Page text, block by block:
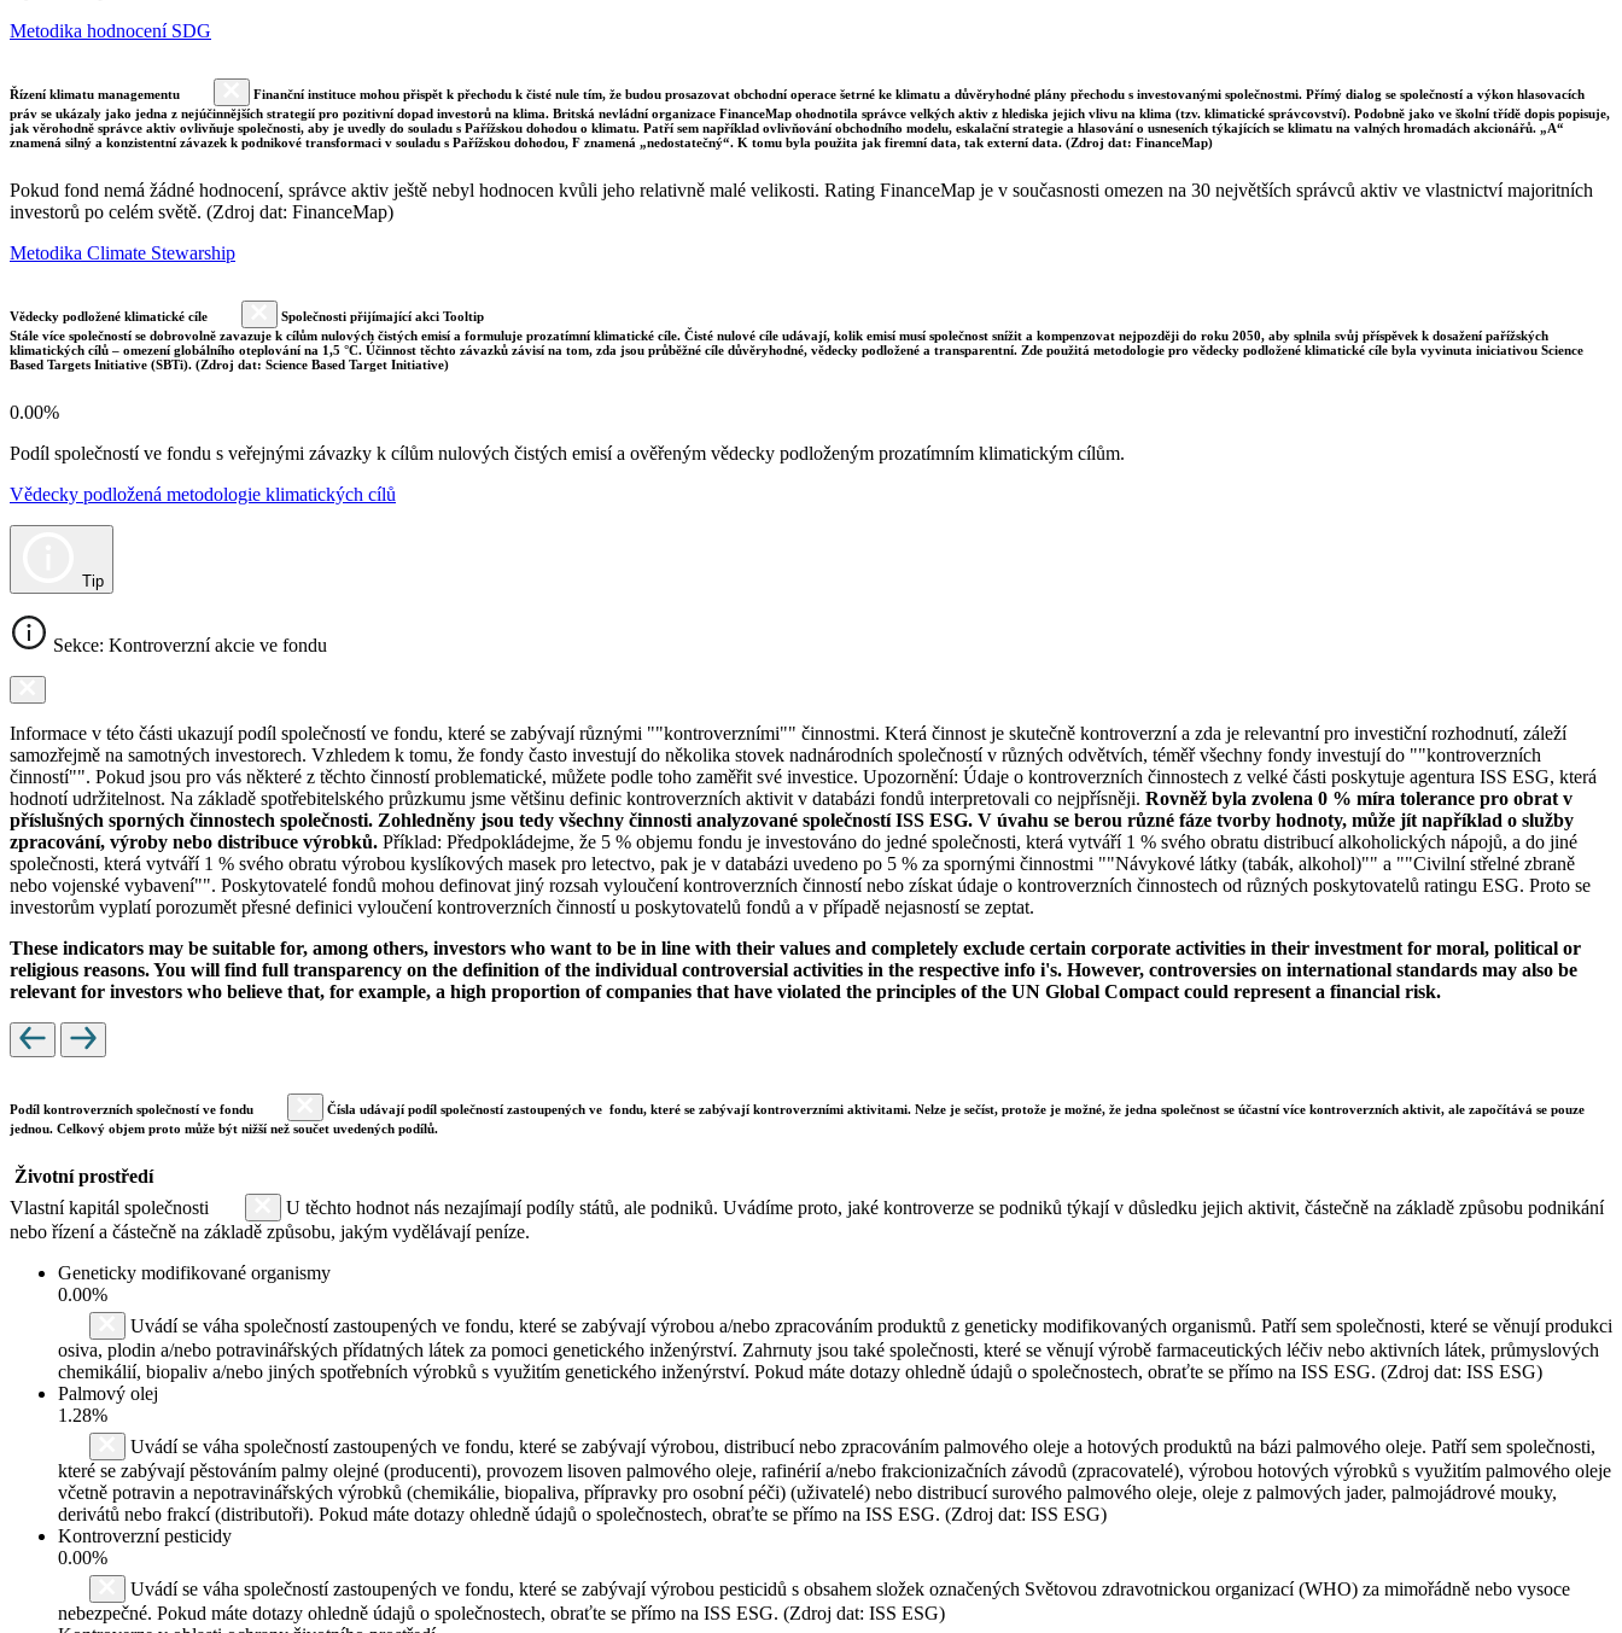
Metodika hodnocení SDG
Řízení klimatu managementu
Finanční instituce mohou přispět k přechodu k čisté nule tím, že budou prosazovat obchodní operace šetrné ke klimatu a důvěryhodné plány přechodu s investovanými společnostmi. Přímý dialog se společností a výkon hlasovacích
práv se ukázaly jako jedna z nejúčinnějších strategií pro pozitivní dopad investorů na klima. Britská nevládní organizace FinanceMap ohodnotila správce velkých aktiv z hlediska jejich vlivu na klima (tzv. klimatické správcovství). Podobně jako ve školní třídě dopis popisuje,
jak věrohodně správce aktiv ovlivňuje společnosti, aby je uvedly do souladu s Pařížskou dohodou o klimatu. Patří sem například ovlivňování obchodního modelu, eskalační strategie a hlasování o usneseních týkajících se klimatu na valných hromadách akcionářů. „A“
znamená silný a konzistentní závazek k podnikové transformaci v souladu s Pařížskou dohodou, F znamená „nedostatečný“. K tomu byla použita jak firemní data, tak externí data. (Zdroj dat: FinanceMap)
Pokud fond nemá žádné hodnocení, správce aktiv ještě nebyl hodnocen kvůli jeho relativně malé velikosti. Rating FinanceMap je v současnosti omezen na 30 největších správců aktiv ve vlastnictví majoritních
investorů po celém světě. (Zdroj dat: FinanceMap)
Metodika Climate Stewarship
Vědecky podložené klimatické cíle
Společnosti přijímající akci Tooltip
Stále více společností se dobrovolně zavazuje k cílům nulových čistých emisí a formuluje prozatímní klimatické cíle. Čisté nulové cíle udávají, kolik emisí musí společnost snížit a kompenzovat nejpozději do roku 2050, aby splnila svůj příspěvek k dosažení pařížských
klimatických cílů – omezení globálního oteplování na 1,5 °C. Účinnost těchto závazků závisí na tom, zda jsou průběžné cíle důvěryhodné, vědecky podložené a transparentní. Zde použitá metodologie pro vědecky podložené klimatické cíle byla vyvinuta iniciativou Science
Based Targets Initiative (SBTi). (Zdroj dat: Science Based Target Initiative)
0.00%
Podíl společností ve fondu s veřejnými závazky k cílům nulových čistých emisí a ověřeným vědecky podloženým prozatímním klimatickým cílům.
Vědecky podložená metodologie klimatických cílů
Tip
Sekce: Kontroverzní akcie ve fondu
Informace v této části ukazují podíl společností ve fondu, které se zabývají různými ""kontroverzními"" činnostmi. Která činnost je skutečně kontroverzní a zda je relevantní pro investiční rozhodnutí, záleží
samozřejmě na samotných investorech. Vzhledem k tomu, že fondy často investují do několika stovek nadnárodních společností v různých odvětvích, téměř všechny fondy investují do ""kontroverzních
činností"". Pokud jsou pro vás některé z těchto činností problematické, můžete podle toho zaměřit své investice. Upozornění: Údaje o kontroverzních činnostech z velké části poskytuje agentura ISS ESG, která
hodnotí udržitelnost. Na základě spotřebitelského průzkumu jsme většinu definic kontroverzních aktivit v databázi fondů interpretovali co nejpřísněji. Rovněž byla zvolena 0 % míra tolerance pro obrat v
příslušných sporných činnostech společnosti. Zohledněny jsou tedy všechny činnosti analyzované společností ISS ESG. V úvahu se berou různé fáze tvorby hodnoty, může jít například o služby
zpracování, výroby nebo distribuce výrobků. Příklad: Předpokládejme, že 5 % objemu fondu je investováno do jedné společnosti, která vytváří 1 % svého obratu distribucí alkoholických nápojů, a do jiné
společnosti, která vytváří 1 % svého obratu výrobou kyslíkových masek pro letectvo, pak je v databázi uvedeno po 5 % za spornými činnostmi ""Návykové látky (tabák, alkohol)"" a ""Civilní střelné zbraně
nebo vojenské vybavení"". Poskytovatelé fondů mohou definovat jiný rozsah vyloučení kontroverzních činností nebo získat údaje o kontroverzních činnostech od různých poskytovatelů ratingu ESG. Proto se
investorům vyplatí porozumět přesné definici vyloučení kontroverzních činností u poskytovatelů fondů a v případě nejasností se zeptat.
These indicators may be suitable for, among others, investors who want to be in line with their values and completely exclude certain corporate activities in their investment for moral, political or
religious reasons. You will find full transparency on the definition of the individual controversial activities in the respective info i's. However, controversies on international standards may also be
relevant for investors who believe that, for example, a high proportion of companies that have violated the principles of the UN Global Compact could represent a financial risk.
Podíl kontroverzních společností ve fondu
Čísla udávají podíl společností zastoupených ve fondu, které se zabývají kontroverzními aktivitami. Nelze je sečíst, protože je možné, že jedna společnost se účastní více kontroverzních aktivit, ale započítává se pouze
jednou. Celkový objem proto může být nižší než součet uvedených podílů.
Životní prostředí
Vlastní kapitál společnosti
U těchto hodnot nás nezajímají podíly států, ale podniků. Uvádíme proto, jaké kontroverze se podniků týkají v důsledku jejich aktivit, částečně na základě způsobu podnikání
nebo řízení a částečně na základě způsobu, jakým vydělávají peníze.
Geneticky modifikované organismy
0.00%
Uvádí se váha společností zastoupených ve fondu, které se zabývají výrobou a/nebo zpracováním produktů z geneticky modifikovaných organismů. Patří sem společnosti, které se věnují produkci
osiva, plodin a/nebo potravinářských přídatných látek za pomoci genetického inženýrství. Zahrnuty jsou také společnosti, které se věnují výrobě farmaceutických léčiv nebo aktivních látek, průmyslových
chemikálií, biopaliv a/nebo jiných spotřebních výrobků s využitím genetického inženýrství. Pokud máte dotazy ohledně údajů o společnostech, obraťte se přímo na ISS ESG. (Zdroj dat: ISS ESG)
Palmový olej
1.28%
Uvádí se váha společností zastoupených ve fondu, které se zabývají výrobou, distribucí nebo zpracováním palmového oleje a hotových produktů na bázi palmového oleje. Patří sem společnosti,
které se zabývají pěstováním palmy olejné (producenti), provozem lisoven palmového oleje, rafinérií a/nebo frakcionizačních závodů (zpracovatelé), výrobou hotových výrobků s využitím palmového oleje
včetně potravin a nepotravinářských výrobků (chemikálie, biopaliva, přípravky pro osobní péči) (uživatelé) nebo distribucí surového palmového oleje, oleje z palmových jader, palmojádrové mouky,
derivátů nebo frakcí (distributoři). Pokud máte dotazy ohledně údajů o společnostech, obraťte se přímo na ISS ESG. (Zdroj dat: ISS ESG)
Kontroverzní pesticidy
0.00%
Uvádí se váha společností zastoupených ve fondu, které se zabývají výrobou pesticidů s obsahem složek označených Světovou zdravotnickou organizací (WHO) za mimořádně nebo vysoce
nebezpečné. Pokud máte dotazy ohledně údajů o společnostech, obraťte se přímo na ISS ESG. (Zdroj dat: ISS ESG)